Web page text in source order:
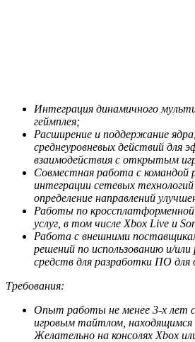
Интеграция динамичного
геймплея;
Расширение и поддержание
среднеуровневых действий для
взаимодействия с открытым
Совместная работа с командой
интеграции сетевых
определение направлений
Работы по
услуг, в том числе Xbox Live и
Работа с внешними
решений по использованию и/
средств для разработки ПО для
Требования:
Опыт работы не менее 3-х лет
игровым тайтлом,
Желательно на консолях Xbox